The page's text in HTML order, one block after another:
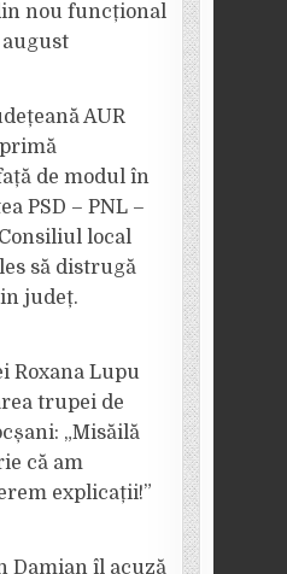
nou funcțional
august
AUR
de modul în
PSD – PNL –
local
să distrugă
județ.
Roxana Lupu
trupei de
„Misăilă
că am
explicații!”
Damian îl acuză